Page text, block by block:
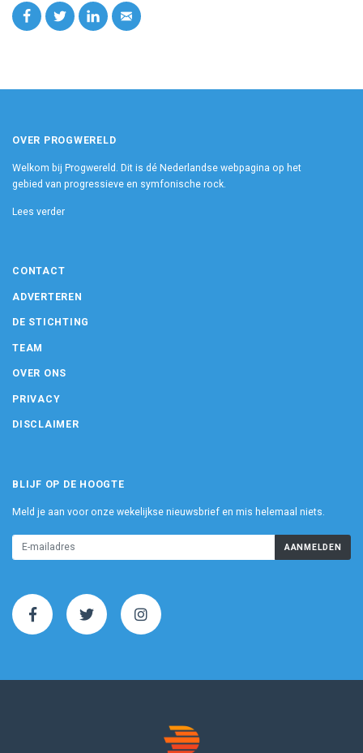
OVER PROGWERELD
Welkom bij Progwereld. Dit is dé Nederlandse webpagina op het
gebied van progressieve en symfonische rock.
Lees verder
CONTACT
ADVERTEREN
DE STICHTING
TEAM
OVER ONS
PRIVACY
DISCLAIMER
BLIJF OP DE HOOGTE
Meld je aan voor onze wekelijkse nieuwsbrief en mis helemaal niets.
AANMELDEN